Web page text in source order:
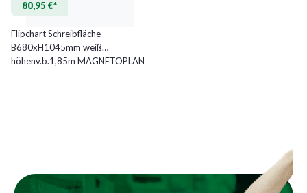
80,95 €*
Flipchart Schreibfläche
B680xH1045mm weiß
höhenv.b.1,85m MAGNETOPLAN